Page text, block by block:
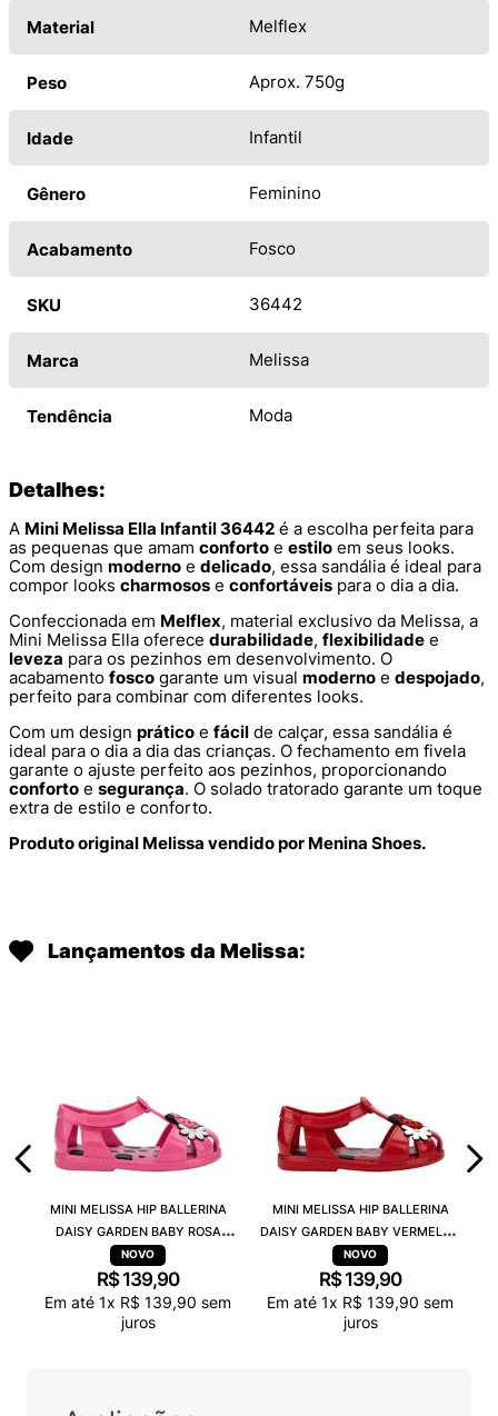
Material Melflex
Peso Aprox. 750g
Idade Infantil
Gênero Feminino
Acabamento Fosco
SKU 36442
Marca Melissa
Tendência Moda
Detalhes:
A Mini Melissa Ella Infantil 36442 é a escolha perfeita para
as pequenas que amam conforto e estilo em seus looks.
Com design moderno e delicado, essa sandália é ideal para
compor looks charmosos e confortáveis para o dia a dia.
Confeccionada em Melflex, material exclusivo da Melissa, a
Mini Melissa Ella oferece durabilidade, flexibilidade e
leveza para os pezinhos em desenvolvimento. O
acabamento fosco garante um visual moderno e despojado,
perfeito para combinar com diferentes looks.
Com um design prático e fácil de calçar, essa sandália é
ideal para o dia a dia das crianças. O fechamento em fivela
garante o ajuste perfeito aos pezinhos, proporcionando
conforto e segurança. O solado tratorado garante um toque
extra de estilo e conforto.
Produto original Melissa vendido por Menina Shoes.
Lançamentos da Melissa:
MINI MELISSA HIP BALLERINA
DAISY GARDEN BABY ROSA
PRETO 38115
R$ 139,90
Em até 1x R$ 139,90 sem
juros
MINI MELISSA HIP BALLERINA
DAISY GARDEN BABY VERMELHO
PRETO 38115
R$ 139,90
Em até 1x R$ 139,90 sem
juros